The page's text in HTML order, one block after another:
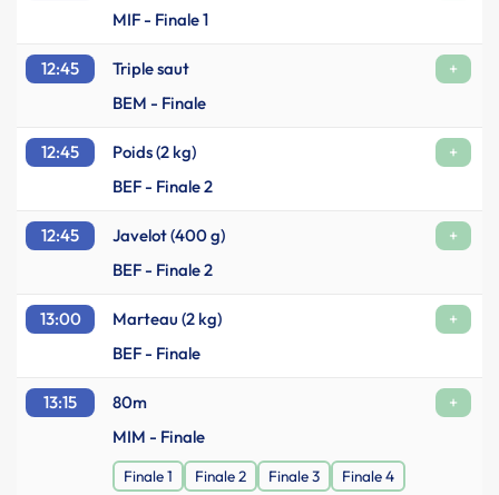
MIF - Finale 1
12:45 Triple saut
+
BEM - Finale
12:45 Poids (2 kg)
+
BEF - Finale 2
12:45 Javelot (400 g)
+
BEF - Finale 2
13:00 Marteau (2 kg)
+
BEF - Finale
13:15 80m
+
MIM - Finale
Finale 1 Finale 2 Finale 3 Finale 4